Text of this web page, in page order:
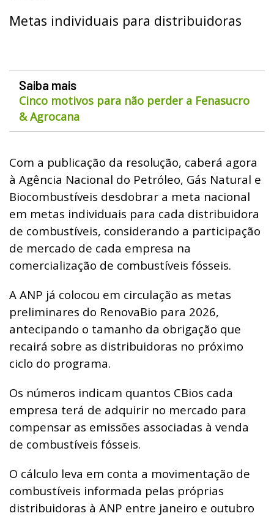
Metas individuais para distribuidoras
Saiba mais
Cinco motivos para não perder a Fenasucro
& Agrocana
Com a publicação da resolução, caberá agora
à Agência Nacional do Petróleo, Gás Natural e
Biocombustíveis desdobrar a meta nacional
em metas individuais para cada distribuidora
de combustíveis, considerando a participação
de mercado de cada empresa na
comercialização de combustíveis fósseis.
A ANP já colocou em circulação as metas
preliminares do RenovaBio para 2026,
antecipando o tamanho da obrigação que
recairá sobre as distribuidoras no próximo
ciclo do programa.
Os números indicam quantos CBios cada
empresa terá de adquirir no mercado para
compensar as emissões associadas à venda
de combustíveis fósseis.
O cálculo leva em conta a movimentação de
combustíveis informada pelas próprias
distribuidoras à ANP entre janeiro e outubro